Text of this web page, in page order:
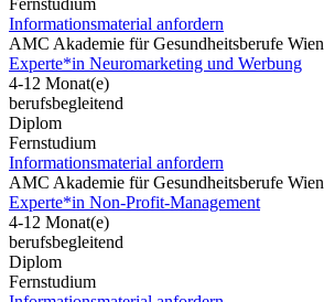
Fernstudium
Informationsmaterial anfordern
AMC Akademie für Gesundheitsberufe Wien
Experte*in Neuromarketing und Werbung
4-12 Monat(e)
berufsbegleitend
Diplom
Fernstudium
Informationsmaterial anfordern
AMC Akademie für Gesundheitsberufe Wien
Experte*in Non-Profit-Management
4-12 Monat(e)
berufsbegleitend
Diplom
Fernstudium